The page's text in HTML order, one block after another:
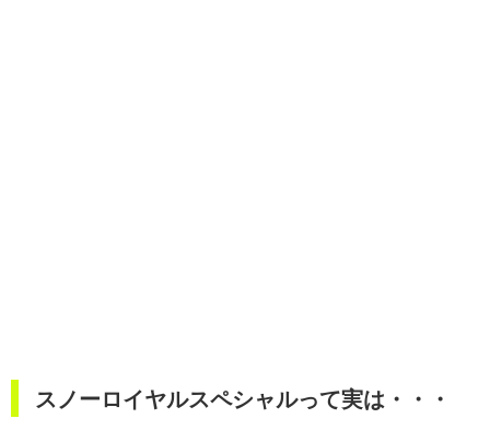
スノーロイヤルスペシャルって実は・・・